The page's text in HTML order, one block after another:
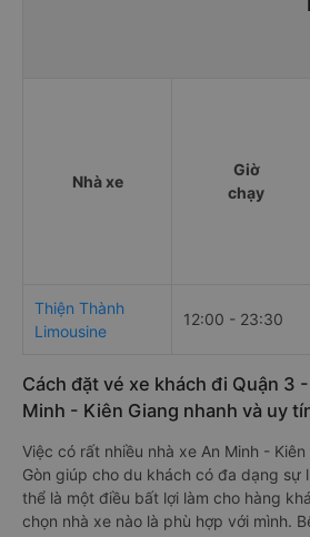
Thiện Thành
Limousine
12:00 - 23:30
Cách đặt vé xe khách đi Quận 3
Minh - Kiên Giang nhanh và uy
Việc có rất nhiều nhà xe An Minh -